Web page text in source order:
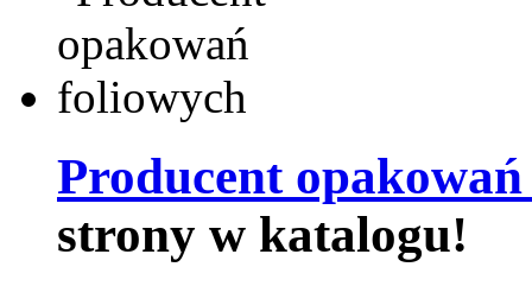
Producent
strony w katalogu!